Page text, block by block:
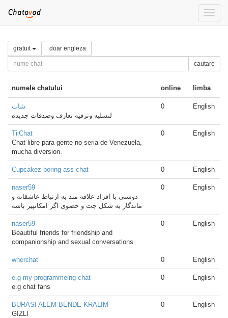
Toggle
gratuit doar engleza
cautare
numele chatului online limba
شات
لتسليه وترفيه تعارف وصدقات جديده
0 English
TiiChat
Chat libre para gente no seria de Venezuela,
mucha diversion.
0 English
Cupcakez boring ass chat 0 English
naser59
دوستی با افراد علاقه مند به ارتباط عاشقانه و
ماندگار به شکل چت و حضوی اگر امکانپیر باشه
0 English
naser59
Beautiful friends for friendship and
companionship and sexual conversations
0 English
wherchat 0 English
e.g my programmeing chat
e.g chat fans
0 English
BURASI ALEM BENDE KRALIM
GİZLİ
0 English